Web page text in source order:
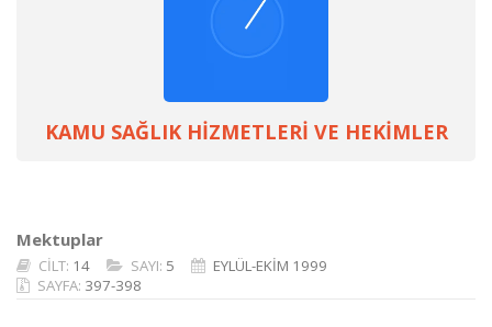
KAMU SAĞLIK HİZMETLERİ VE HEKİMLER
Mektuplar
CİLT: 14 SAYI: 5
EYLÜL-EKİM 1999
SAYFA: 397-398